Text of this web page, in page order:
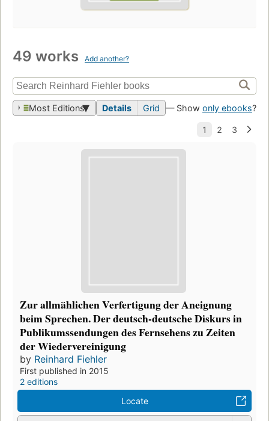
49 works Add another?
Most Editions Details Grid — Show only ebooks?
Zur allmählichen Verfertigung der Aneignung
beim Sprechen. Der deutsch-deutsche Diskurs in
Publikumssendungen des Fernsehens zu Zeiten
der Wiedervereinigung
by Reinhard Fiehler
First published in 2015
2 editions
Locate